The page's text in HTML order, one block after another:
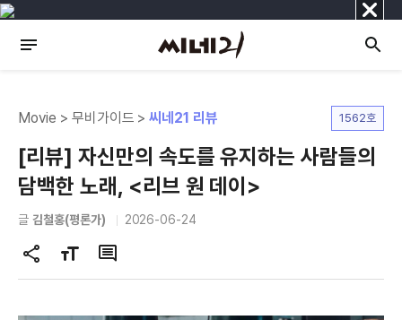
닫
기
Movie > 무비가이드 >씨네21 리뷰 1562호
[리뷰] 자신만의 속도를 유지하는 사람들의
담백한 노래, <리브 원 데이>
글 김철홍(평론가) 2026-06-24
공
유
글
자
댓
글